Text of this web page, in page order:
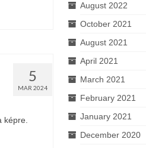
5
MAR 2024
August 2022
October 2021
August 2021
April 2021
March 2021
February 2021
January 2021
December 2020